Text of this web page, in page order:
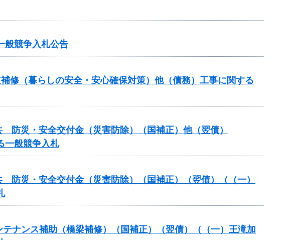
般競争入札公告
（暮らしの安全・安心確保対策）他（債務）工事に関する
防災・安全交付金（災害防除）（国補正）他（翌債）
一般競争入札
防災・安全交付金（災害防除）（国補正）（翌債）（（一）
ナンス補助（橋梁補修）（国補正）（翌債）（（一）王滝加